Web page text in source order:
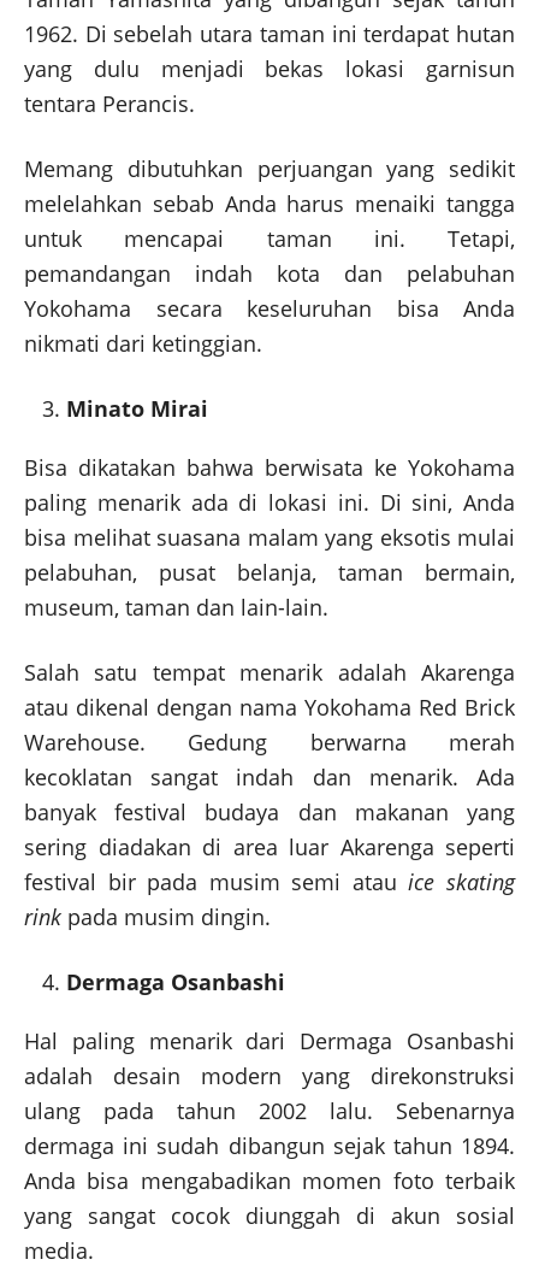
1962. Di sebelah utara taman ini terdapat hutan
yang dulu menjadi bekas lokasi garnisun
tentara Perancis.
Memang dibutuhkan perjuangan yang sedikit
melelahkan sebab Anda harus menaiki tangga
untuk mencapai taman ini. Tetapi,
pemandangan indah kota dan pelabuhan
Yokohama secara keseluruhan bisa Anda
nikmati dari ketinggian.
Minato Mirai
Bisa dikatakan bahwa berwisata ke Yokohama
paling menarik ada di lokasi ini. Di sini, Anda
bisa melihat suasana malam yang eksotis mulai
pelabuhan, pusat belanja, taman bermain,
museum, taman dan lain-lain.
Salah satu tempat menarik adalah Akarenga
atau dikenal dengan nama Yokohama Red Brick
Warehouse. Gedung berwarna merah
kecoklatan sangat indah dan menarik. Ada
banyak festival budaya dan makanan yang
sering diadakan di area luar Akarenga seperti
festival bir pada musim semi atauice skating
rink pada musim dingin.
Dermaga Osanbashi
Hal paling menarik dari Dermaga Osanbashi
adalah desain modern yang direkonstruksi
ulang pada tahun 2002 lalu. Sebenarnya
dermaga ini sudah dibangun sejak tahun 1894.
Anda bisa mengabadikan momen foto terbaik
yang sangat cocok diunggah di akun sosial
media.